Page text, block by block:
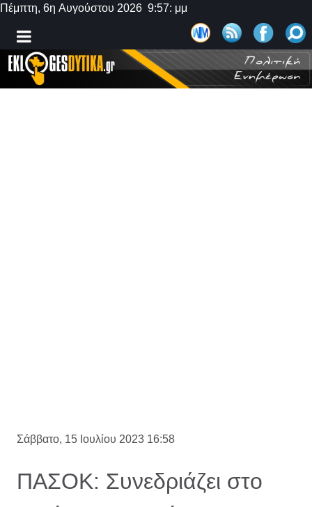
Πέμπτη, 6η Αυγούστου 2026 9:57: μμ
Σάββατο, 15 Ιουλίου 2023 16:58
ΠΑΣΟΚ: Συνεδριάζει στο